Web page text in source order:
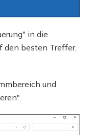
in die
den besten Treffer,
und